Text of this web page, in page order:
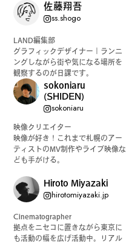
佐藤翔吾
ss.shogo
LAND編集部
グラフィックデザイナー｜ランニ
ングしながら街や気になる場所を
観察するのが日課です。
sokoniaru
(SHIDEN)
sokoniaru
映像クリエイター
映像が好き！これまで札幌のアー
ティストのMV制作やライブ映像な
ども手がける。
Hiroto Miyazaki
hirotomiyazaki.jp
Cinematographer
拠点をニセコに置きながら東京に
も活動の幅を広げ活動中。リアル